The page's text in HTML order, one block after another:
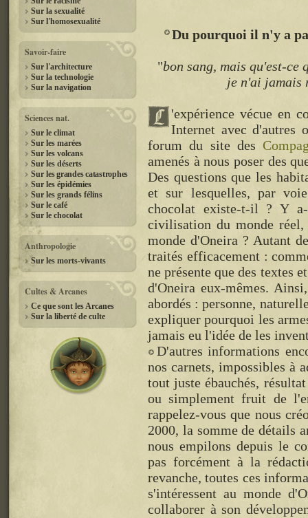
Sur la sexualité
Sur l'homosexualité
Savoir-faire
Sur l'architecture
Sur la technologie
Sur la navigation
Sciences nat.
Sur le climat
Sur les marées
Sur les volcans
Sur les déserts
Sur les grandes catastrophes
Sur les épidémies
Sur les grands félins
Sur le café
Sur le chocolat
Anthropologie
Sur les morts-vivants
Cultes & Arcanes
Ce que sont les Arcanes
Sur la liberté de culte
Du pourquoi il n'y a
"bon sang, mais qu'est-ce
je n'ai jamais
'expérience vécue en
Internet avec d'autres
forum du site des
amenés à nous poser des
Des questions que les
et sur lesquelles, par
chocolat existe-t-il ? Y
civilisation du monde
monde d'Oneira ? Autant
traités efficacement :
ne présente que des textes
d'Oneira eux-mêmes.
abordés : personne,
expliquer pourquoi les
jamais eu l'idée de les
D'autres informations
nos carnets, impossibles à
tout juste ébauchés,
ou simplement fruit de
rappelez-vous que nous
2000, la somme de détails
nous empilons depuis le
pas forcément à la
revanche, toutes ces
s'intéressent au monde
collaborer à son